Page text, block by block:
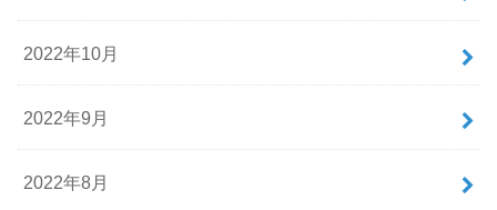
2022年10月
2022年9月
2022年8月